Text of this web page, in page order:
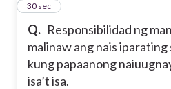
Q. Responsibilidad ng
malinaw ang nais iparating
kung papaanong
isa’t isa.
11
30 sec